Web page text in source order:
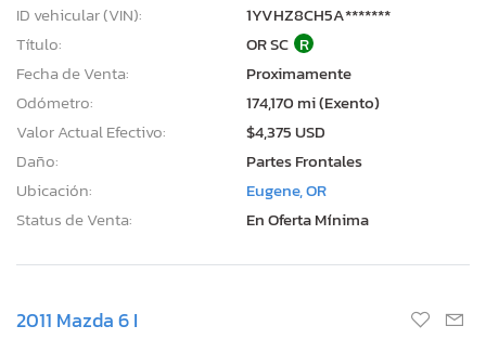
ID vehicular (VIN):
1YVHZ8CH5A*******
Título:
OR SC R
Fecha de Venta:
Proximamente
Odómetro:
174,170 mi (Exento)
Valor Actual Efectivo:
$4,375 USD
Daño:
Partes Frontales
Ubicación:
Eugene, OR
Status de Venta:
En Oferta Mínima
2011 Mazda 6 I